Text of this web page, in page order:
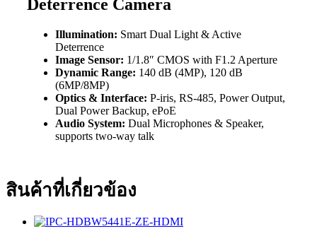
Deterrence Camera
Illumination: Smart Dual Light & Active
Deterrence
Image Sensor: 1/1.8″ CMOS with F1.2 Aperture
Dynamic Range: 140 dB (4MP), 120 dB
(6MP/8MP)
Optics & Interface: P-iris, RS-485, Power Output,
Dual Power Backup, ePoE
Audio System: Dual Microphones & Speaker,
supports two-way talk
สินค้าที่เกี่ยวข้อง